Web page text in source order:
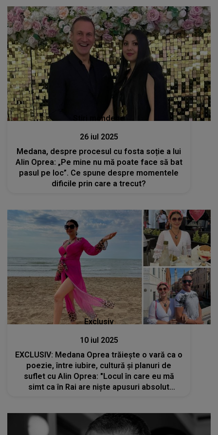
Stiri mondene
26 iul 2025
Medana, despre procesul cu fosta soție a lui
Alin Oprea: „Pe mine nu mă poate face să bat
pasul pe loc”. Ce spune despre momentele
dificile prin care a trecut?
Exclusiv
10 iul 2025
EXCLUSIV: Medana Oprea trăiește o vară ca o
poezie, între iubire, cultură și planuri de
suflet cu Alin Oprea: "Locul în care eu mă
simt ca în Rai are niște apusuri absolut